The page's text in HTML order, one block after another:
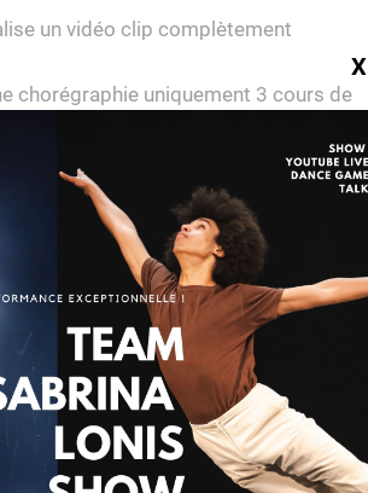
un vidéo clip complètement
chorégraphie uniquement 3 cours de
leur travail.
travaillant en groupe de façon très
possible en si peu de temps.
synchro et le pari est remporté!
X